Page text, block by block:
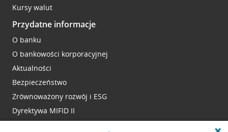
Kursy walut
Przydatne informacje
O banku
O bankowości korporacyjnej
Aktualności
Bezpieczeństwo
Zrównoważony rozwój i ESG
Dyrektywa MIFID II